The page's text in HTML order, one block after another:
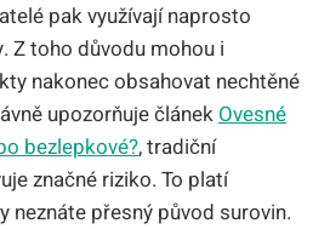
pak využívají naprosto
Z toho důvodu mohou i
nakonec obsahovat nechtěné
upozorňuje článek Ovesné
bezlepkové?, tradiční
značné riziko. To platí
neznáte přesný původ surovin.